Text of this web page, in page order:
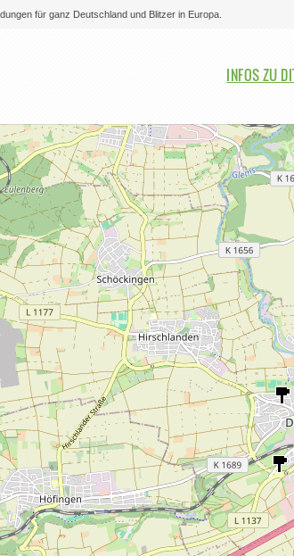
für ganz Deutschland und Blitzer in Europa.
Bitte auswählen
INFOS ZU